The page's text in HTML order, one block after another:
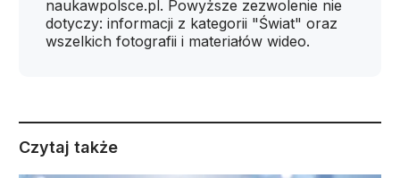
naukawpolsce.pl. Powyższe zezwolenie nie
dotyczy: informacji z kategorii "Świat" oraz
wszelkich fotografii i materiałów wideo.
Czytaj także